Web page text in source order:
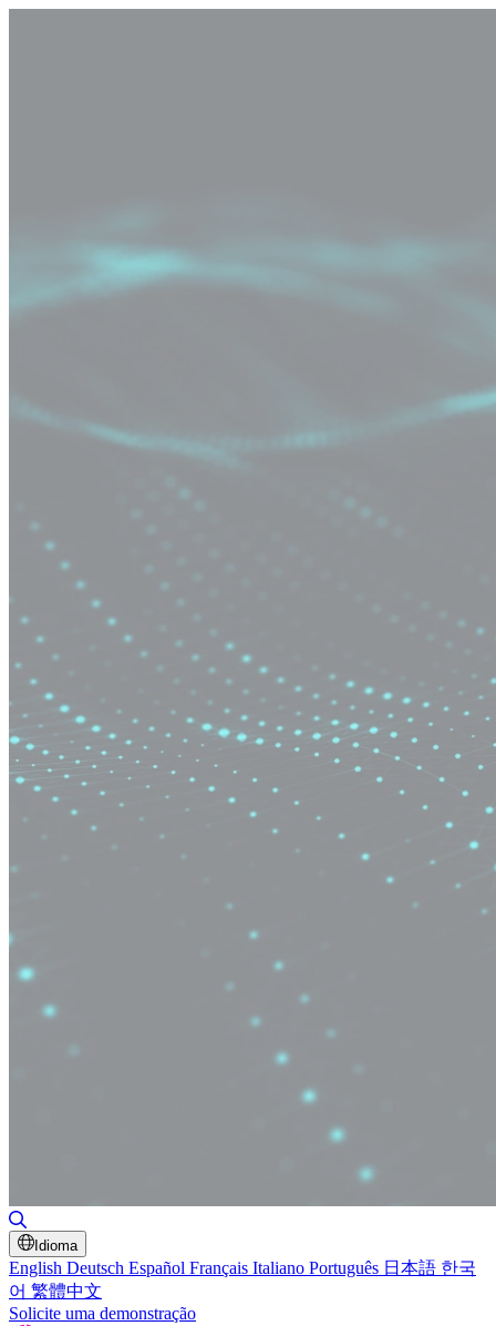
Idioma
English Deutsch Español Français Italiano Português 日本語 한국
어 繁體中文
Solicite uma demonstração